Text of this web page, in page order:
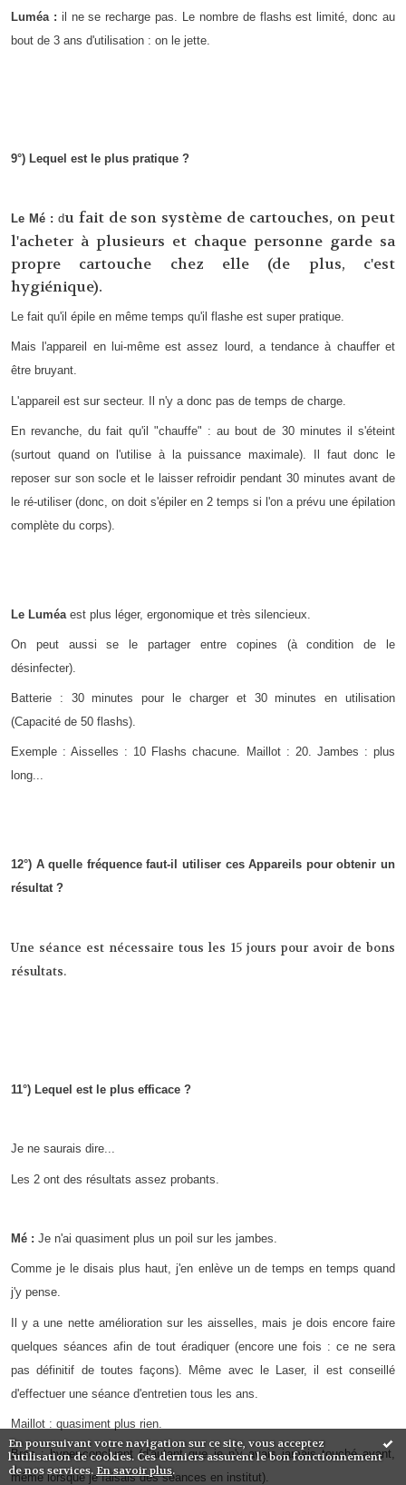
En poursuivant votre navigation sur ce site, vous acceptez
l'utilisation de cookies. Ces derniers assurent le bon fonctionnement
de nos services. En savoir plus.
Luméa : il ne se recharge pas. Le nombre de flashs est limité, donc au
bout de 3 ans d'utilisation : on le jette.
9°) Lequel est le plus pratique ?
Le Mé : du fait de son système de cartouches, on peut
l'acheter à plusieurs et chaque personne garde sa
propre cartouche chez elle (de plus, c'est
hygiénique).
Le fait qu'il épile en même temps qu'il flashe est super pratique.
Mais l'appareil en lui-même est assez lourd, a tendance à chauffer et
être bruyant.
L'appareil est sur secteur. Il n'y a donc pas de temps de charge.
En revanche, du fait qu'il "chauffe" : au bout de 30 minutes il s'éteint
(surtout quand on l'utilise à la puissance maximale). Il faut donc le
reposer sur son socle et le laisser refroidir pendant 30 minutes avant de
le ré-utiliser (donc, on doit s'épiler en 2 temps si l'on a prévu une épilation
complète du corps).
Le Luméa est plus léger, ergonomique et très silencieux.
On peut aussi se le partager entre copines (à condition de le
désinfecter).
Batterie : 30 minutes pour le charger et 30 minutes en utilisation
(Capacité de 50 flashs).
Exemple : Aisselles : 10 Flashs chacune. Maillot : 20. Jambes : plus
long...
12°) A quelle fréquence faut-il utiliser ces Appareils pour obtenir un
résultat ?
Une séance est nécessaire tous les 15 jours pour avoir de bons
résultats.
11°) Lequel est le plus efficace ?
Je ne saurais dire...
Les 2 ont des résultats assez probants.
Mé : Je n'ai quasiment plus un poil sur les jambes.
Comme je le disais plus haut, j'en enlève un de temps en temps quand
j'y pense.
Il y a une nette amélioration sur les aisselles, mais je dois encore faire
quelques séances afin de tout éradiquer (encore une fois : ce ne sera
pas définitif de toutes façons). Même avec le Laser, il est conseillé
d'effectuer une séance d'entretien tous les ans.
Maillot : quasiment plus rien.
Bras : hyper-concluant (d'autant que je n'y avais jamais touché avant,
même lorsque je faisais des séances en institut).